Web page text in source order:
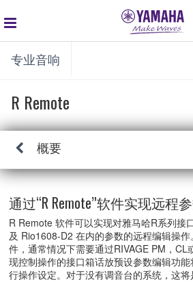
global
navigation
专业音响
R Remote
概要
通过“R Remote”软件实现远程
R Remote 软件可以实现对雅马哈R系列接
及 Rio1608-D2 在内的参数的远程编辑操
件，通常情况下需要通过RIVAGE PM，CL
现控制操作的接口箱话放预设参数编辑功
行操作设定。对于没有调音台的系统，这将